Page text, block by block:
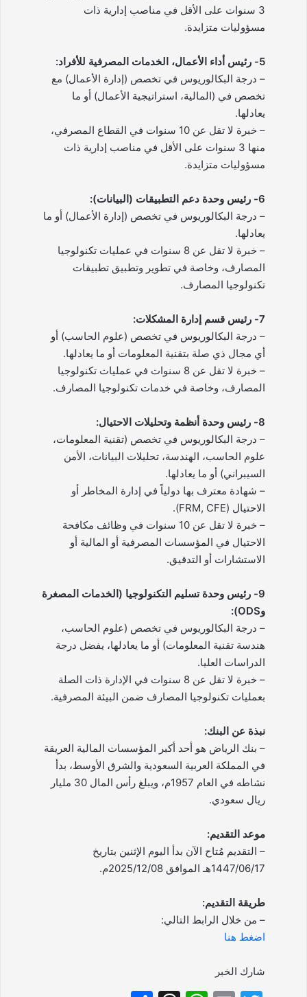
3 سنوات على الأقل في مناصب إدارية ذات
مسؤوليات متزايدة.
5- رئيس أداء الأعمال، الخدمات المصرفية للأفراد:
– درجة البكالوريوس في تخصص (إدارة الأعمال) مع
تخصص في (المالية، استراتيجية الأعمال) أو ما
يعادلها.
– خبرة لا تقل عن 10 سنوات في القطاع المصرفي،
منها 3 سنوات على الأقل في مناصب إدارية ذات
مسؤوليات متزايدة.
6- رئيس وحدة دعم التطبيقات (البيانات):
– درجة البكالوريوس في تخصص (إدارة الأعمال) أو ما
يعادلها.
– خبرة لا تقل عن 8 سنوات في عمليات تكنولوجيا
المصارف، وخاصة في تطوير وتطبيق تطبيقات
تكنولوجيا المصارف.
7- رئيس قسم إدارة المشكلات:
– درجة البكالوريوس في تخصص (علوم الحاسب) أو
أي مجال ذي صلة بتقنية المعلومات أو ما يعادلها.
– خبرة لا تقل عن 8 سنوات في عمليات تكنولوجيا
المصارف، وخاصة في خدمات تكنولوجيا المصارف.
8- رئيس وحدة أنظمة وتحليلات الاحتيال:
– درجة البكالوريوس في تخصص (تقنية المعلومات،
علوم الحاسب، الهندسة، تحليلات البيانات، الأمن
السيبراني) أو ما يعادلها.
– شهادة معترف بها دولياً في إدارة المخاطر أو
الاحتيال (FRM, CFE).
– خبرة لا تقل عن 10 سنوات في وظائف مكافحة
الاحتيال في المؤسسات المصرفية أو المالية أو
الاستشارات أو التدقيق.
9- رئيس وحدة تسليم التكنولوجيا (الخدمات المصغرة
وODS):
– درجة البكالوريوس في تخصص (علوم الحاسب،
هندسة تقنية المعلومات) أو ما يعادلها، يفضل درجة
الدراسات العليا.
– خبرة لا تقل عن 8 سنوات في الإدارة ذات الصلة
بعمليات تكنولوجيا المصارف ضمن البيئة المصرفية.
نبذة عن البنك:
– بنك الرياض هو أحد أكبر المؤسسات المالية العريقة
في المملكة العربية السعودية والشرق الأوسط، بدأ
نشاطه في العام 1957م، ويبلغ رأس المال 30 مليار
ريال سعودي.
موعد التقديم:
– التقديم مُتاح الآن بدأ اليوم الإثنين بتاريخ
1447/06/17هـ الموافق 2025/12/08م.
طريقة التقديم:
– من خلال الرابط التالي:
اضغط هنا
شارك الخبر